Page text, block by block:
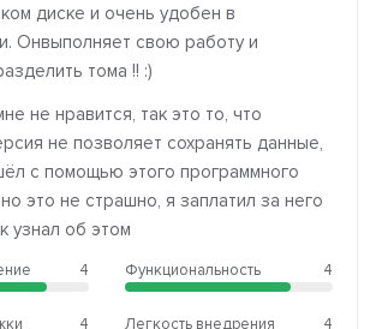
диске и очень удобен в
Онвыполняет свою работу и
тома !! :)
не нравится, так это то, что
не позволяет сохранять данные,
с помощью этого программного
это не страшно, я заплатил за него
узнал об этом
4
4
Функциональность 4
Легкость внедрения 4